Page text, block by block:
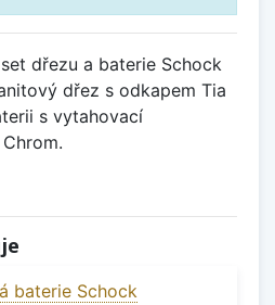
dřezu a baterie Schock
dřez s odkapem Tia
s vytahovací
baterie Schock